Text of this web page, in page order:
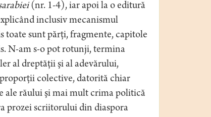
(nr. 1-4), iar apoi la o editură
inclusiv mecanismul
toate sunt părţi, fragmente, capitole
N-am s-o pot rotunji, termina
al dreptăţii şi al adevărului,
colective, datorită chiar
ale răului şi mai mult crima politică
prozei scriitorului din diaspora